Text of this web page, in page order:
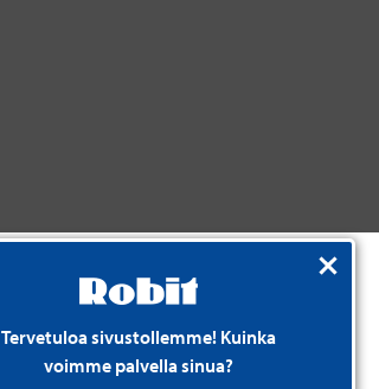
Tervetuloa sivustollemme! Kuinka
voimme palvella sinua?